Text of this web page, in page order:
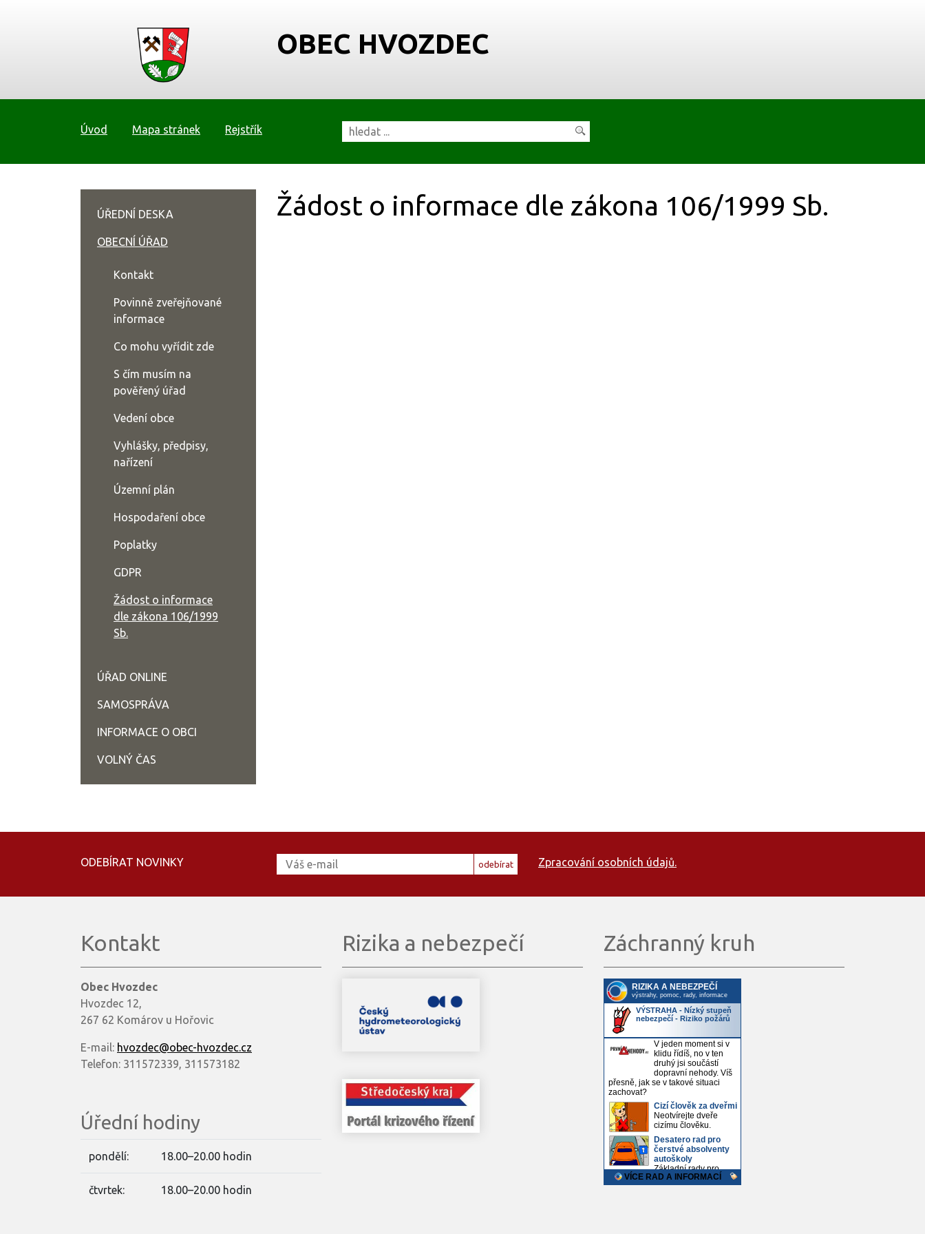
OBEC HVOZDEC
Úvod Mapa stránek Rejstřík
Žádost o informace dle zákona 106/1999 Sb.
ÚŘEDNÍ DESKA
OBECNÍ ÚŘAD
Kontakt
Povinně zveřejňované
informace
Co mohu vyřídit zde
S čím musím na
pověřený úřad
Vedení obce
Vyhlášky, předpisy,
nařízení
Územní plán
Hospodaření obce
Poplatky
GDPR
Žádost o informace
dle zákona 106/1999
Sb.
ÚŘAD ONLINE
SAMOSPRÁVA
INFORMACE O OBCI
VOLNÝ ČAS
ODEBÍRAT NOVINKY odebírat Zpracování osobních údajů.
Kontakt
Obec Hvozdec
Hvozdec 12,
267 62 Komárov u Hořovic
E-mail: hvozdec@obec-hvozdec.cz
Telefon: 311572339, 311573182
Úřední hodiny
pondělí: 18.00–20.00 hodin
čtvrtek: 18.00–20.00 hodin
Rizika a nebezpečí Záchranný kruh